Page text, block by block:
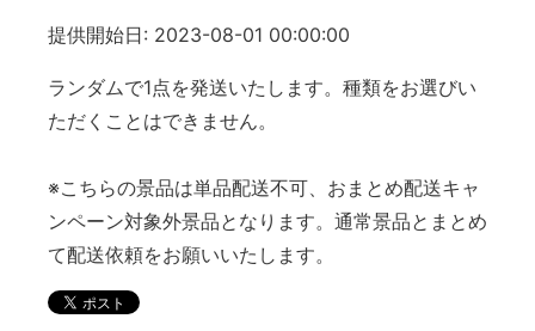
提供開始日: 2023-08-01 00:00:00
ランダムで1点を発送いたします。種類をお選びい
ただくことはできません。
※こちらの景品は単品配送不可、おまとめ配送キャ
ンペーン対象外景品となります。通常景品とまとめ
て配送依頼をお願いいたします。